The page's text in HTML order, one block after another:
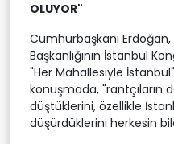
OLUYOR"
Cumhurbaşkanı
Başkanlığının İstanbul
"Her Mahallesiyle
konuşmada, "rantçıların
düştüklerini, özellikle
düşürdüklerini herkesin